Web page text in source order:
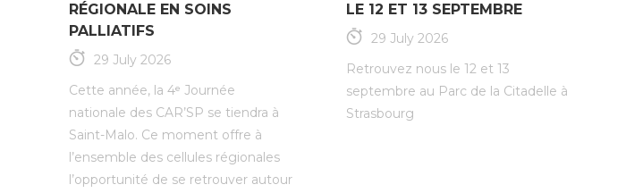
RÉGIONALE EN SOINS
PALLIATIFS
29 July 2026
Cette année, la 4ᵉ Journée
nationale des CAR’SP se tiendra à
Saint-Malo. Ce moment offre à
l’ensemble des cellules régionales
l’opportunité de se retrouver autour
LE 12 ET 13 SEPTEMBRE
29 July 2026
Retrouvez nous le 12 et 13
septembre au Parc de la Citadelle à
Strasbourg